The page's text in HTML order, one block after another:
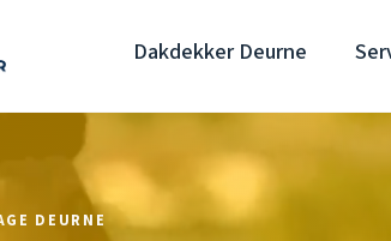
Dakdekker Deurne
DEURNE